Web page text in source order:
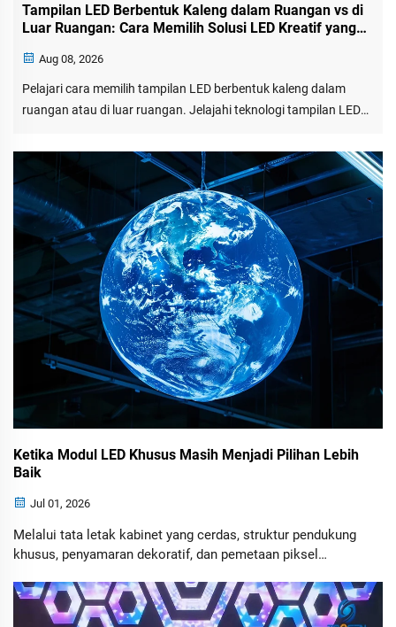
Tampilan LED Berbentuk Kaleng dalam Ruangan vs di
Luar Ruangan: Cara Memilih Solusi LED Kreatif yang
Aug 08, 2026
Pelajari cara memilih tampilan LED berbentuk kaleng dalam
ruangan atau di luar ruangan. Jelajahi teknologi tampilan LED
LED kreatif untuk branding.
Ketika Modul LED Khusus Masih Menjadi Pilihan Lebih
Baik
Jul 01, 2026
Melalui tata letak kabinet yang cerdas, struktur pendukung
khusus, penyamaran dekoratif, dan pemetaan piksel
visual mencolok yang setara dengan banyak tampilan
buatan khusus.